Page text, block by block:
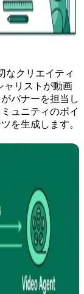
なクリエイティ
ャリストが動画
バナーを担当し
ュニティのボイ
を生成します。